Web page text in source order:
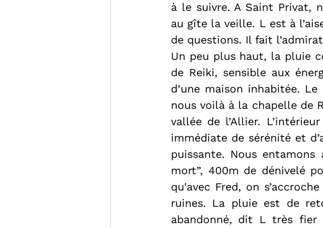
à le suivre. A Saint Privat,
au gîte la veille. L est à
de questions. Il fait
Un peu plus haut, la pluie
de Reiki, sensible aux
d’une maison inhabitée.
nous voilà à la chapelle de
vallée de l’Allier.
immédiate de sérénité et
puissante. Nous
mort”, 400m de dénivelé
qu'avec Fred, on
ruines. La pluie est de
abandonné, dit L très fier